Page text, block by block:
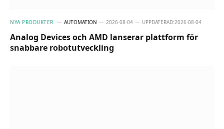
NYA PRODUKTER AUTOMATION 2026-08-04 UPPDATERAD:2026-08-04
Analog Devices och AMD lanserar plattform för
snabbare robotutveckling